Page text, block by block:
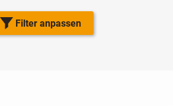
Filter anpassen